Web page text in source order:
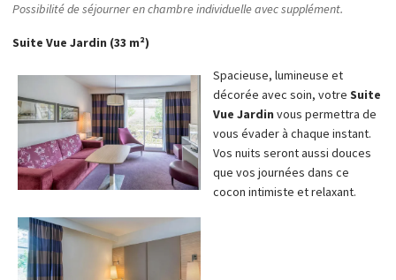
Possibilité de séjourner en chambre individuelle avec supplément.
Suite Vue Jardin (33 m²)
Spacieuse, lumineuse et
décorée avec soin, votre Suite
Vue Jardin vous permettra de
vous évader à chaque instant.
Vos nuits seront aussi douces
que vos journées dans ce
cocon intimiste et relaxant.